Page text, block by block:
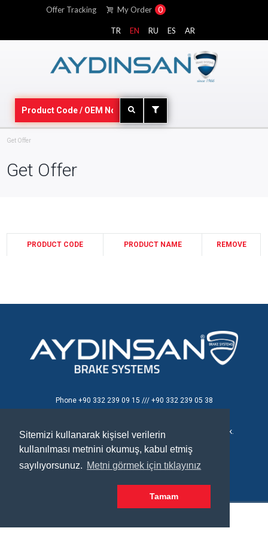
Sitemizi kullanarak kişisel verilerin
kullanılması metnini okumuş, kabul etmiş
sayılıyorsunuz. Metni görmek için tıklayınız
Tamam
Offer Tracking My Order 0
TR EN RU ES AR
Get Offer
Get Offer
PRODUCT CODE PRODUCT NAME REMOVE
Phone+90 332 239 09 15 /// +90 332 239 05 38
Konya Organize Sanayi Bölgesi T.Ziyaeddin Cad. 8 No'lu Sok.
Selçuklu / Konya / TÜRKİYE